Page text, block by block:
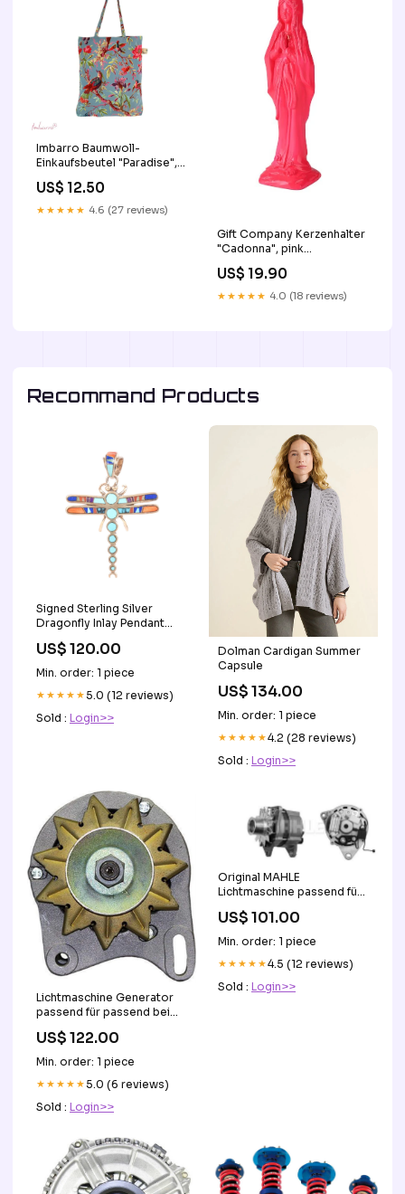
Imbarro Baumwoll-
Einkaufsbeutel "Paradise",
blau rosa
US$ 12.50
★★★★★ 4.6 (27 reviews)
Gift Company Kerzenhalter
"Cadonna", pink
US$ 19.90
★★★★★ 4.0 (18 reviews)
Recommand Products
Signed Sterling Silver
Dragonfly Inlay Pendant
US$ 120.00
Min. order: 1 piece
★★★★★5.0 (12 reviews)
Sold : Login>>
Dolman Cardigan Summer
Capsule
US$ 134.00
Min. order: 1 piece
★★★★★4.2 (28 reviews)
Sold : Login>>
Lichtmaschine Generator
passend für passend bei
55A Referenznummer(n)
OE 02M911023R
US$ 122.00
Min. order: 1 piece
★★★★★5.0 (6 reviews)
Sold : Login>>
Original MAHLE
Lichtmaschine passend für
passend bei IVECO CLAAS
JOHN DEERE 11204326
IA1503 AAK4809 100A
Steckerausführung L-R
US$ 101.00
Min. order: 1 piece
★★★★★4.5 (12 reviews)
Sold : Login>>